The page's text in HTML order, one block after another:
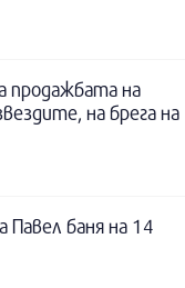
продажбата на
на брега на
Павел баня на 14